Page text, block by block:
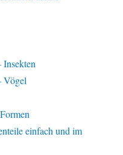
Insekten
Vögel
einfach und im